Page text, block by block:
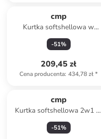
cmp
Kurtka softshellowa w
kolorze granatowym
-51%
209,45 zł
Cena producenta: 434,78 zł*
cmp
Kurtka softshellowa 2w1 w
kolorze czarno-czerwonym
-51%